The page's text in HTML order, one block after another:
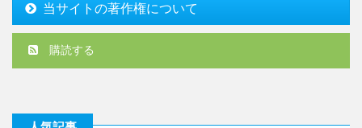
当サイトの著作権について
購読する